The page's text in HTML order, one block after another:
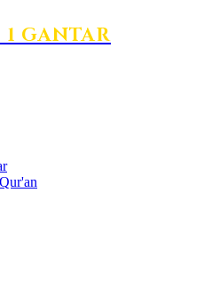
1 GANTAR